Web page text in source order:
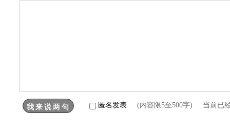
匿名发表 (内容限5至500字) 当前已